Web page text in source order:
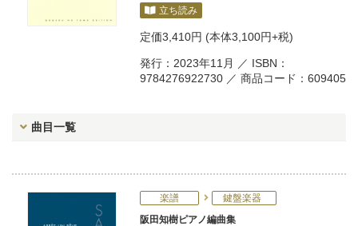
立ち読み
定価3,410円 (本体3,100円+税)
発行：2023年11月 ／ ISBN：
9784276922730 ／ 商品コード：609405
曲目一覧
楽譜
鍵盤楽器
阪田知樹ピアノ編曲集